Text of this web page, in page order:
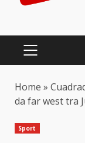
PRIMARY
Home »
da far west tra
Sport